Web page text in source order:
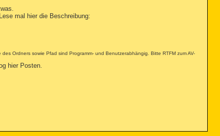
mal hier die Beschreibung:
des Ordners sowie Pfad sind Programm- und Benutzerabhängig. Bitte RTFM zum AV-
hier Posten.